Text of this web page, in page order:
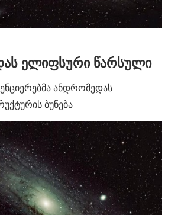
ელიფსური წარსული
ანდრომედას
ბუნება